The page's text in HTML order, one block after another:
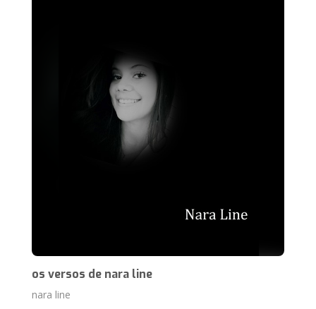
os versos de nara line
nara line